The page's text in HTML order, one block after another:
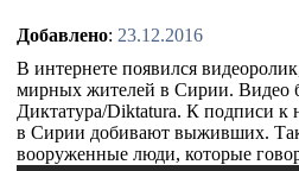
Добавлено: 23.12.2016
В интернете появился
мирных жителей в Сирии. Видео
Диктатура/Diktatura. К подписи к
в Сирии добивают выживших.
вооруженные люди, которые